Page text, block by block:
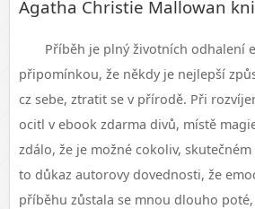
Agatha Christie Mallowan
Příběh je plný životních odhalení
připomínkou, že někdy je nejlepší
cz sebe, ztratit se v přírodě. Při
ocitl v ebook zdarma divů, místě
zdálo, že je možné cokoliv,
to důkaz autorovy dovednosti, že
příběhu zůstala se mnou dlouho